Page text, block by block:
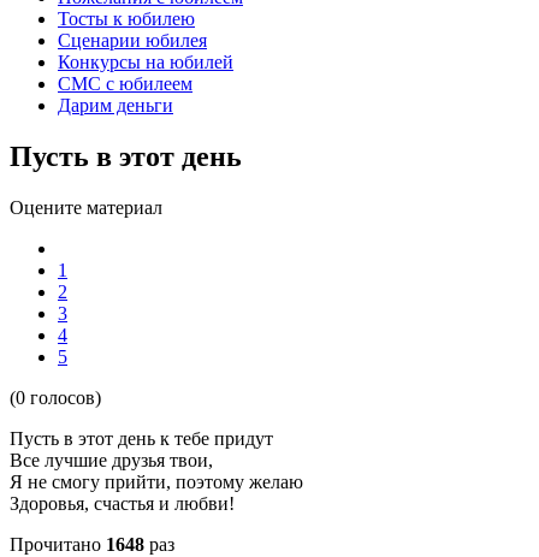
Тосты к юбилею
Сценарии юбилея
Конкурсы на юбилей
СМС с юбилеем
Дарим деньги
Пусть в этот день
Оцените материал
1
2
3
4
5
(0 голосов)
Пусть в этот день к тебе придут
Все лучшие друзья твои,
Я не смогу прийти, поэтому желаю
Здоровья, счастья и любви!
Прочитано 1648 раз